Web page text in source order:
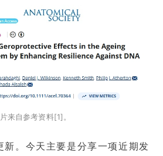
来自参考资料[1]。
新。今天主要是分享一项近期发